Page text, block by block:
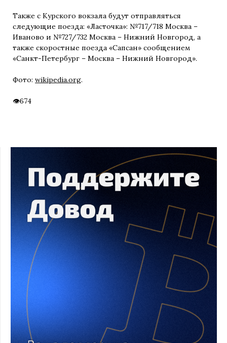
Также с Курского вокзала будут отправляться
следующие поезда: «Ласточка»: №717/718 Москва –
Иваново и №727/732 Москва – Нижний Новгород, а
также скоростные поезда «Сапсан» сообщением
«Санкт-Петербург – Москва – Нижний Новгород».
Фото: wikipedia.org.
674